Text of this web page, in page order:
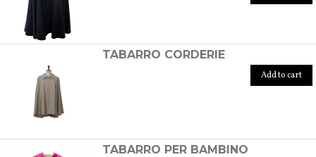
TABARRO CORDERIE
Add to cart
TABARRO PER BAMBINO